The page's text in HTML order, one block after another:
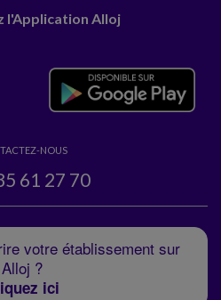
l'Application Alloj
NOUS
61 27 70
votre établissement sur
Alloj ?
ici